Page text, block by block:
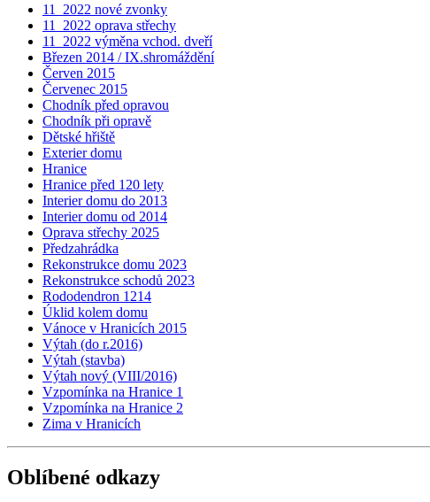
11_2022 nové zvonky
11_2022 oprava střechy
11_2022 výměna vchod. dveří
Březen 2014 / IX.shromáždění
Červen 2015
Červenec 2015
Chodník před opravou
Chodník při opravě
Dětské hřiště
Exterier domu
Hranice
Hranice před 120 lety
Interier domu do 2013
Interier domu od 2014
Oprava střechy 2025
Předzahrádka
Rekonstrukce domu 2023
Rekonstrukce schodů 2023
Rododendron 1214
Úklid kolem domu
Vánoce v Hranicích 2015
Výtah (do r.2016)
Výtah (stavba)
Výtah nový (VIII/2016)
Vzpomínka na Hranice 1
Vzpomínka na Hranice 2
Zima v Hranicích
Oblíbené odkazy